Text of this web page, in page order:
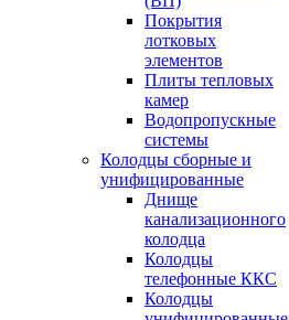
Покрытия
лотковых
элементов
Плиты тепловых
камер
Водопропускные
системы
Колодцы сборные и
унифицированные
Днище
канализационного
колодца
Колодцы
телефонные ККС
Колодцы